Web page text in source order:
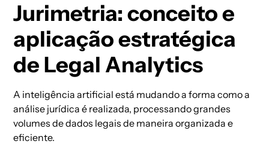
Jurimetria: conceito e
aplicação estratégica
de Legal Analytics
A inteligência artificial está mudando a forma como a
análise jurídica é realizada, processando grandes
volumes de dados legais de maneira organizada e
eficiente.